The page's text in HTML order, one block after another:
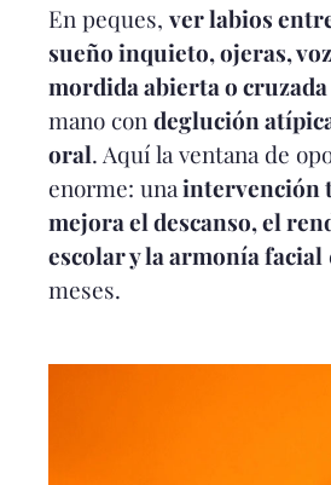
En peques, ver labios
sueño inquieto, ojeras,
mordida abierta o cruzada
mano con deglución
oral. Aquí la ventana de
enorme: unaintervención
mejora el descanso, el
escolar y la armonía facial
meses.